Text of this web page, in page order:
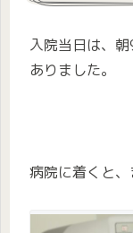
入院当日は、
ありました。
病院に着くと、